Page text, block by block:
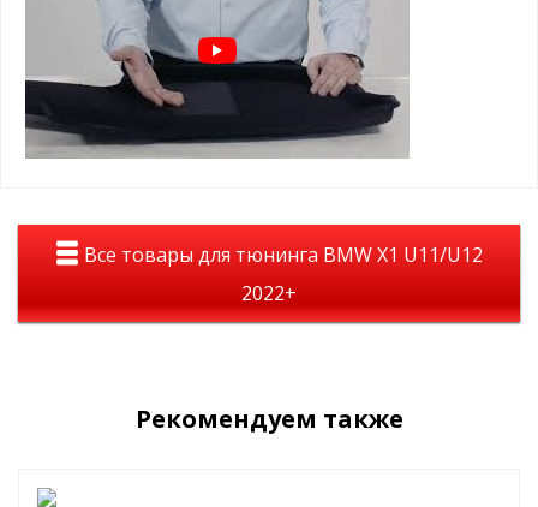
Премиальный внешний вид, подчёркивающий стиль
интерьера
Максимальный комфорт благодаря мягкому и плотному
ворсу
Точная посадка без подрезки и доработок
Надёжная защита пола от влаги, пыли и грязи
Сохраняют форму и эстетичный вид даже при
длительной эксплуатации
Они дополняют интерьер автомобиля, обеспечивают чистоту и
защищают заводское покрытие пола.
Все товары для тюнинга BMW X1 U11/U12
2022+
Рекомендуем также